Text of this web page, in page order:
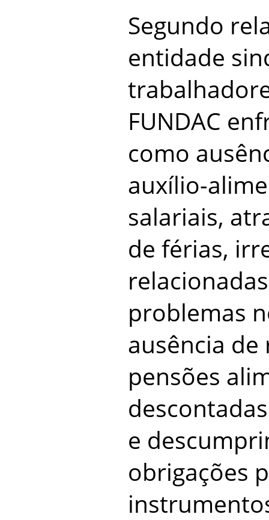
Segundo
entidade
FUNDAC
como
auxílio-
salariais,
de férias,
problemas
ausência de
pensões
e
obrigações